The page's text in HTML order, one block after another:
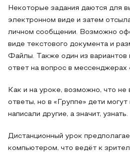
Некоторые задания даются для
электронном виде и затем
личном сообщении. Возможно
виде текстового документа и
Файлы. Также один из вариантов
ответ на вопрос в мессенджерах
Как и на уроке, возможно, что не
ответы, но в «Группе» дети могут
написали другие, а значит, узнать.
Дистанционный урок
компьютером, что ведёт к